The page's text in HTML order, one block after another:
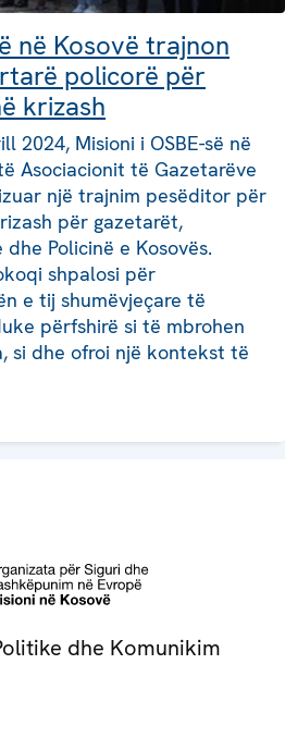
në Kosovë trajnon
policorë për
krizash
2024, Misioni i OSBE-së në
Asociacionit të Gazetarëve
një trajnim pesëditor për
për gazetarët,
Policinë e Kosovës.
shpalosi për
e tij shumëvjeçare të
përfshirë si të mbrohen
si dhe ofroi një kontekst të
dhe Komunikim